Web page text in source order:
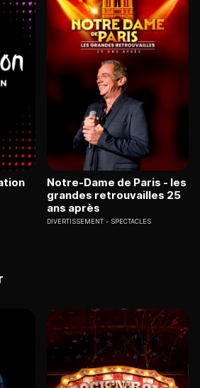
Notre-Dame de Paris - les
grandes retrouvailles 25
ans après
DIVERTISSEMENT SPECTACLES